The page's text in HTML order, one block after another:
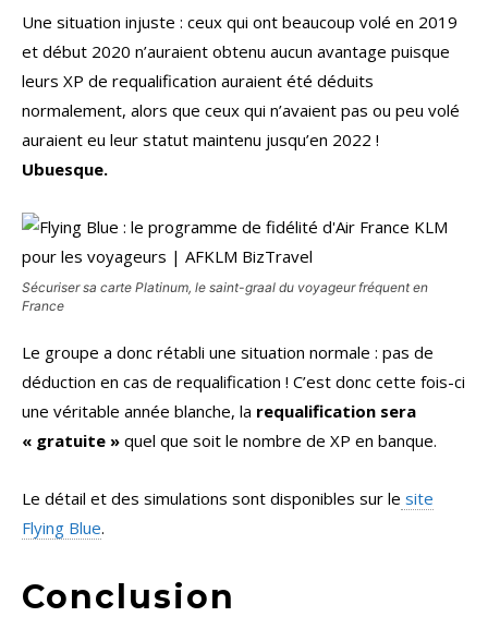
Une situation injuste : ceux qui ont beaucoup volé en 2019
et début 2020 n’auraient obtenu aucun avantage puisque
leurs XP de requalification auraient été déduits
normalement, alors que ceux qui n’avaient pas ou peu volé
auraient eu leur statut maintenu jusqu’en 2022 !
Ubuesque.
Sécuriser sa carte Platinum, le saint-graal du voyageur fréquent en
France
Le groupe a donc rétabli une situation normale : pas de
déduction en cas de requalification ! C’est donc cette fois-ci
une véritable année blanche, la requalification sera
« gratuite » quel que soit le nombre de XP en banque.
Le détail et des simulations sont disponibles sur le site
Flying Blue.
Conclusion